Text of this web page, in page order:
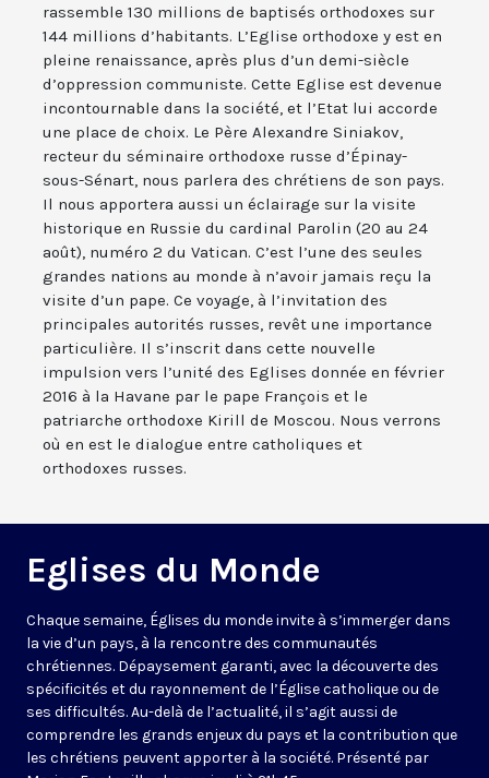
rassemble 130 millions de baptisés orthodoxes sur
144 millions d’habitants. L’Eglise orthodoxe y est en
pleine renaissance, après plus d’un demi-siècle
d’oppression communiste. Cette Eglise est devenue
incontournable dans la société, et l’Etat lui accorde
une place de choix. Le Père Alexandre Siniakov,
recteur du séminaire orthodoxe russe d’Épinay-
sous-Sénart, nous parlera des chrétiens de son pays.
Il nous apportera aussi un éclairage sur la visite
historique en Russie du cardinal Parolin (20 au 24
août), numéro 2 du Vatican. C’est l’une des seules
grandes nations au monde à n’avoir jamais reçu la
visite d’un pape. Ce voyage, à l’invitation des
principales autorités russes, revêt une importance
particulière. Il s’inscrit dans cette nouvelle
impulsion vers l’unité des Eglises donnée en février
2016 à la Havane par le pape François et le
patriarche orthodoxe Kirill de Moscou. Nous verrons
où en est le dialogue entre catholiques et
orthodoxes russes.
Eglises du Monde
Chaque semaine, Églises du monde invite à s’immerger dans
la vie d’un pays, à la rencontre des communautés
chrétiennes. Dépaysement garanti, avec la découverte des
spécificités et du rayonnement de l’Église catholique ou de
ses difficultés. Au-delà de l’actualité, il s’agit aussi de
comprendre les grands enjeux du pays et la contribution que
les chrétiens peuvent apporter à la société. Présenté par